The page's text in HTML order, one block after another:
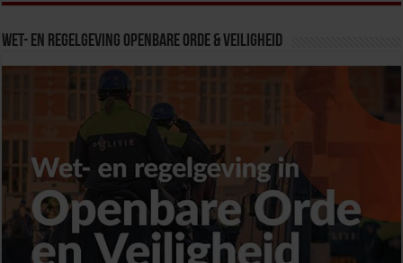
Wet- en Regelgeving Openbare Orde & Veiligheid